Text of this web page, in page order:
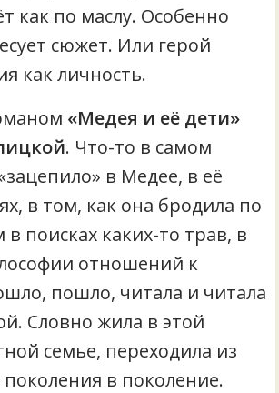
как по маслу. Особенно
сюжет. Или герой
как личность.
«Медея и её дети»
. Что-то в самом
в Медее, в её
в том, как она бродила по
в поисках каких-то трав, в
отношений к
пошло, читала и читала
Словно жила в этой
семье, переходила из
поколения в поколение.